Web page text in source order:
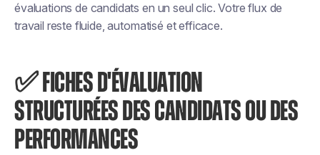
évaluations de candidats en un seul clic. Votre flux de
travail reste fluide, automatisé et efficace.
✅ FICHES D'ÉVALUATION
STRUCTURÉES DES CANDIDATS OU DES
PERFORMANCES